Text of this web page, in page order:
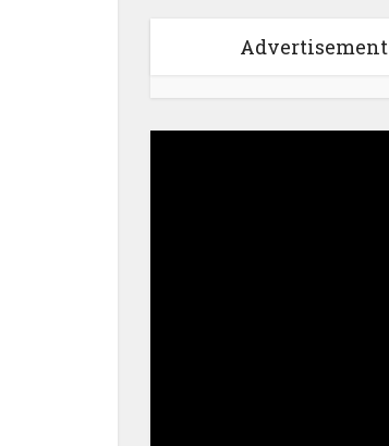
Advertisement